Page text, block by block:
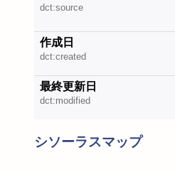
dct:source
作成日
dct:created
最終更新日
dct:modified
シソーラスマップ